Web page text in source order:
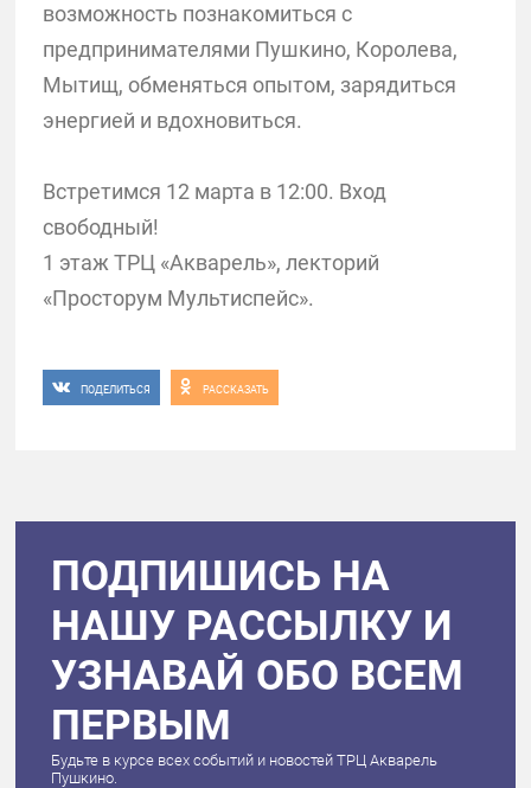
возможность познакомиться с
предпринимателями Пушкино, Королева,
Мытищ, обменяться опытом, зарядиться
энергией и вдохновиться.
Встретимся 12 марта в 12:00. Вход
свободный!
1 этаж ТРЦ «Акварель», лекторий
«Просторум Мультиспейс».
ПОДЕЛИТЬСЯ РАССКАЗАТЬ
ПОДПИШИСЬ НА
НАШУ РАССЫЛКУ И
УЗНАВАЙ ОБО ВСЕМ
ПЕРВЫМ
Будьте в курсе всех событий и новостей ТРЦ Акварель
Пушкино.